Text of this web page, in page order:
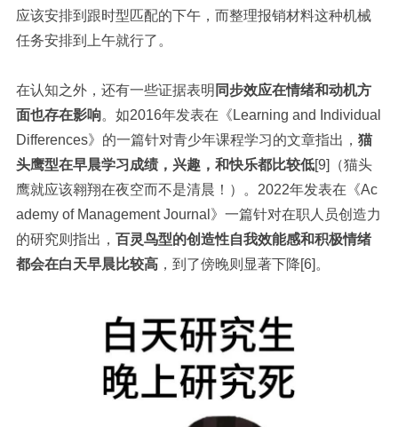
应该安排到跟时型匹配的下午，而整理报销材料这种机械
任务安排到上午就行了。
在认知之外，还有一些证据表明 同步效应在情绪和动机方
面也存在影响。如2016年发表在《Learning and Individual
Differences》的一篇针对青少年课程学习的文章指出， 猫
头鹰型在早晨学习成绩，兴趣，和快乐都比较低[9]（猫头
鹰就应该翱翔在夜空而不是清晨！）。2022年发表在《Ac
ademy of Management Journal》一篇针对在职人员创造力
的研究则指出， 百灵鸟型的创造性自我效能感和积极情绪
都会在白天早晨比较高，到了傍晚则显著下降[6]。